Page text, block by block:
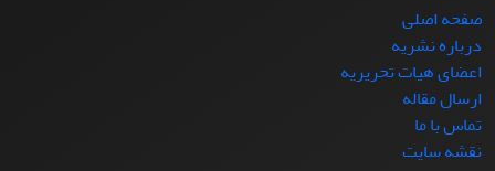
صفحه اصلی
درباره نشریه
اعضای هیات تحریریه
ارسال مقاله
تماس با ما
نقشه سایت